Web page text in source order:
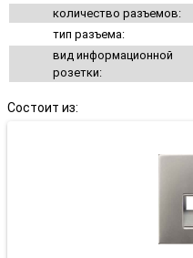
количество разъемов:
тип разъема:
вид информационной
розетки:
Состоит из: